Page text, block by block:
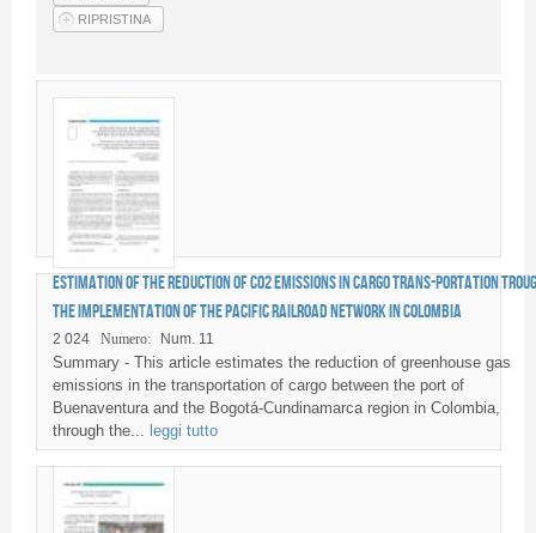
Fornitori di prodotti e servizi
Estimation of the reduction of CO2 emissions in cargo trans-portation
the implementation of the Pacific railroad network in Colombia
2 024 Numero: Num. 11
Summary - This article estimates the reduction of greenhouse gas
emissions in the transportation of cargo between the port of
Buenaventura and the Bogotá-Cundinamarca region in Colombia,
through the... leggi tutto